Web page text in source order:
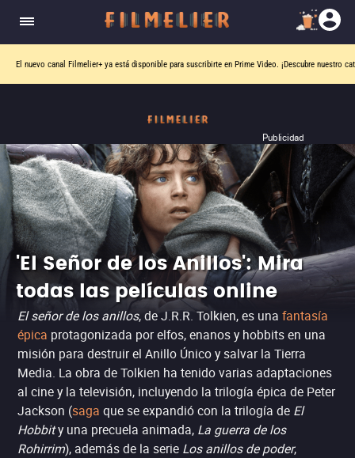
El nuevo canal Filmelier+ ya está disponible para suscribirte en Prime Video. ¡Descubre nuestro
Publicidad
'El Señor de los Anillos': Mira
todas las películas online
El señor de los anillos, de J.R.R. Tolkien, es una fantasía
épica protagonizada por elfos, enanos y hobbits en una
misión para destruir el Anillo Único y salvar la Tierra
Media. La obra de Tolkien ha tenido varias adaptaciones
al cine y la televisión, incluyendo la trilogía épica de Peter
Jackson (saga que se expandió con la trilogía de El
Hobbity una precuela animada, La guerra de los
Rohirrim), además de la serie Los anillos de poder,